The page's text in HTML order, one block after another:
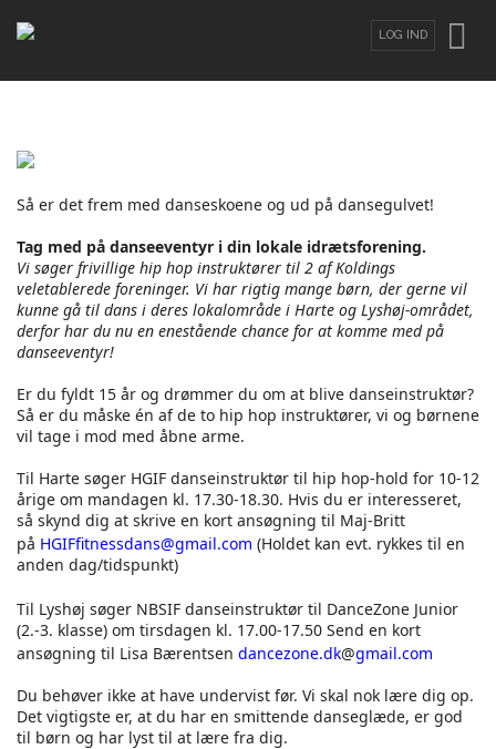
LOG IND
Så er det frem med danseskoene og ud på dansegulvet!
Tag med på danseeventyr i din lokale idrætsforening.
Vi søger frivillige hip hop instruktører til 2 af Koldings
veletablerede foreninger. Vi har rigtig mange børn, der gerne vil
kunne gå til dans i deres lokalområde i Harte og Lyshøj-området,
derfor har du nu en enestående chance for at komme med på
danseeventyr!
Er du fyldt 15 år og drømmer du om at blive danseinstruktør?
Så er du måske én af de to hip hop instruktører, vi og børnene
vil tage i mod med åbne arme.
Til Harte søger HGIF danseinstruktør til hip hop-hold for 10-12
årige om mandagen kl. 17.30-18.30. Hvis du er interesseret,
så skynd dig at skrive en kort ansøgning til Maj-Britt
på HGIFfitnessdans@gmail.com (Holdet kan evt. rykkes til en
anden dag/tidspunkt)
Til Lyshøj søger NBSIF danseinstruktør til DanceZone Junior
(2.-3. klasse) om tirsdagen kl. 17.00-17.50 Send en kort
ansøgning til Lisa Bærentsen dancezone.dk@gmail.com
Du behøver ikke at have undervist før. Vi skal nok lære dig op.
Det vigtigste er, at du har en smittende danseglæde, er god
til børn og har lyst til at lære fra dig.
Adgangskode
brugernavn?